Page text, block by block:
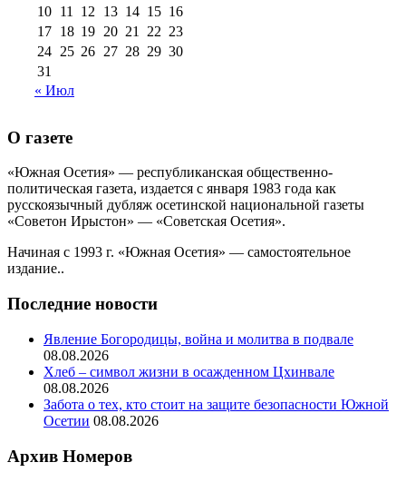
10 11 12 13 14 15 16
17 18 19 20 21 22 23
24 25 26 27 28 29 30
31
« Июл
О газете
«Южная Осетия» — республиканская общественно-
политическая газета, издается с января 1983 года как
русскоязычный дубляж осетинской национальной газеты
«Советон Ирыстон» — «Советская Осетия».
Начиная с 1993 г. «Южная Осетия» — самостоятельное
издание..
Последние новости
Явление Богородицы, война и молитва в подвале
08.08.2026
Хлеб – символ жизни в осажденном Цхинвале
08.08.2026
Забота о тех, кто стоит на защите безопасности Южной
Осетии 08.08.2026
Архив Номеров